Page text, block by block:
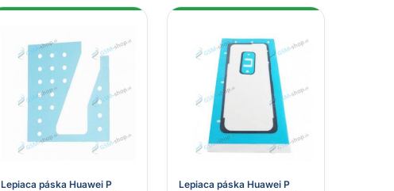
Lepiaca páska Huawei P
Lepiaca páska Huawei P